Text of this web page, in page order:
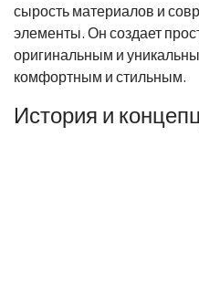
сырость материалов и
элементы. Он создает
оригинальным и
комфортным и стильным.
История и